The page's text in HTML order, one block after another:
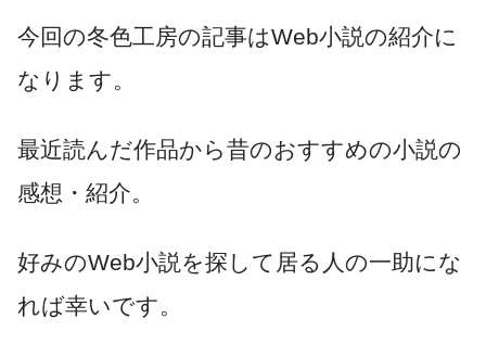
今回の冬色工房の記事はWeb小説の紹介に
なります。
最近読んだ作品から昔のおすすめの小説の
感想・紹介。
好みのWeb小説を探して居る人の一助にな
れば幸いです。